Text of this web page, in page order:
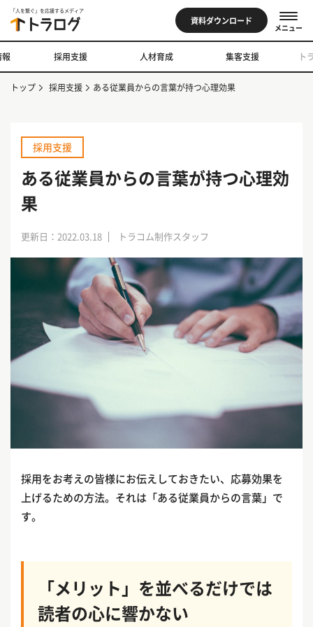
「人を繋ぐ」を応援するメディア
資料ダウンロード
メニュー
採用支援 人材育成 集客支援 ト
トップ 採用支援 ある従業員からの言葉が持つ心理効果
採用支援
ある従業員からの言葉が持つ心理効
果
更新日：2022.03.18 トラコム制作スタッフ
採用をお考えの皆様にお伝えしておきたい、応募効果を
上げるための方法。それは「ある従業員からの言葉」で
す。
「メリット」を並べるだけでは
読者の心に響かない